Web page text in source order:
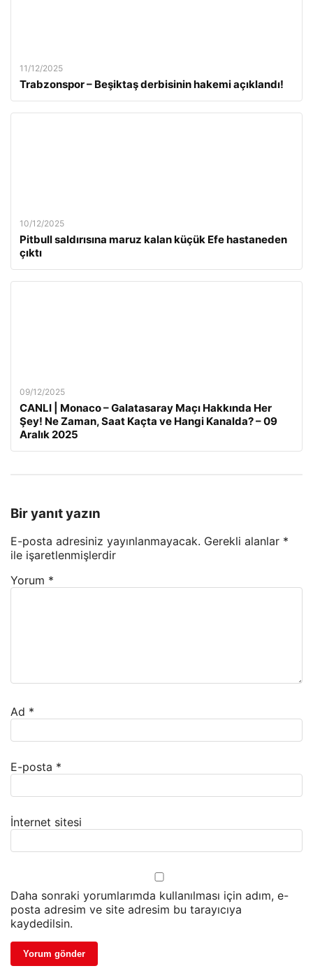
11/12/2025
Trabzonspor – Beşiktaş derbisinin hakemi açıklandı!
10/12/2025
Pitbull saldırısına maruz kalan küçük Efe hastaneden
çıktı
09/12/2025
CANLI | Monaco – Galatasaray Maçı Hakkında Her
Şey! Ne Zaman, Saat Kaçta ve Hangi Kanalda? – 09
Aralık 2025
Bir yanıt yazın
E-posta adresiniz yayınlanmayacak. Gerekli alanlar *
ile işaretlenmişlerdir
Yorum *
Ad *
E-posta *
İnternet sitesi
Daha sonraki yorumlarımda kullanılması için adım, e-
posta adresim ve site adresim bu tarayıcıya
kaydedilsin.